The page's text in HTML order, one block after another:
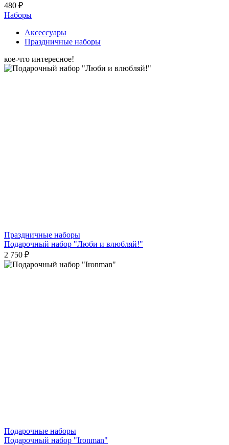
480 ₽
Наборы
Аксессуары
Праздничные наборы
кое-что интересное!
Праздничные наборы
Подарочный набор "Люби и влюбляй!"
2 750 ₽
Подарочные наборы
Подарочный набор "Ironman"